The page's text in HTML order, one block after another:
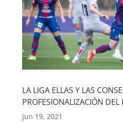
LA LIGA ELLAS Y LAS
PROFESIONALIZACIÓN
Jun 19, 2021